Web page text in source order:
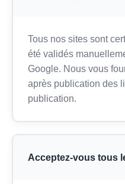
Tous nos sites sont
été validés
Google. Nous vous
après publication des
publication.
Acceptez-vous tous